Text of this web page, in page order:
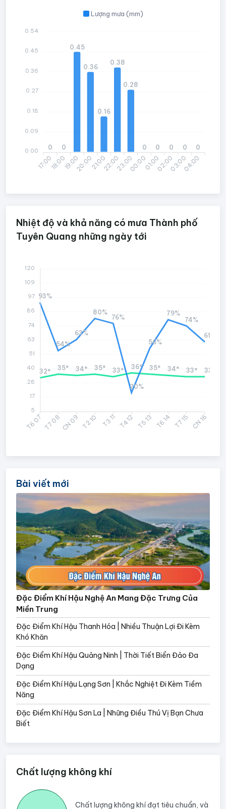
Lượng mưa (mm)
17:0018:0019:0020:0021:0022:0023:0000:0001:0002:0003:0004:00
0 0
0.45
0.36
0.16
0.38
0.28
0 0 0 0 0
0.54
0.45
0.36
0.27
0.18
0.09
0.00
Nhiệt độ và khả năng có mưa Thành phố
Tuyên Quang những ngày tới
T6 07 T7 08CN 09 T2 10 T3 11 T4 12 T5 13 T6 14 T7 15 CN 16
32° 35° 34° 35° 33° 36° 35° 34° 33° 33°
93%
54%
63%
80%
76%
20%
56%
79%
74%
61%
120
109
97
86
74
63
51
40
28
17
5
Bài viết mới
Đặc Điểm Khí Hậu Nghệ An Mang Đặc Trưng Của
Miền Trung
Đặc Điểm Khí Hậu Thanh Hóa | Nhiều Thuận Lợi Đi Kèm
Khó Khăn
Đặc Điểm Khí Hậu Quảng Ninh | Thời Tiết Biển Đảo Đa
Dạng
Đặc Điểm Khí Hậu Lạng Sơn | Khắc Nghiệt Đi Kèm Tiềm
Năng
Đặc Điểm Khí Hậu Sơn La | Những Điều Thú Vị Bạn Chưa
Biết
Chất lượng không khí
Chất lượng không khí đạt tiêu chuẩn, và